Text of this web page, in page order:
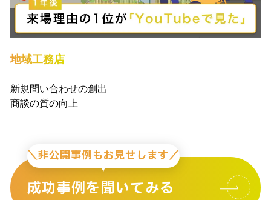
地域工務店
新規問い合わせの創出
商談の質の向上
＼非公開事例もお見せします／
成功事例を聞いてみる